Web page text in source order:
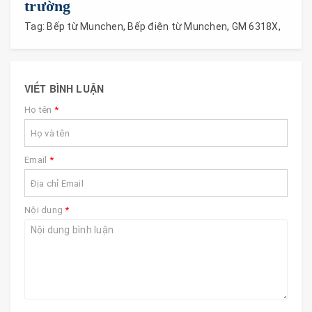
trường
Tag: Bếp từ Munchen, Bếp điện từ Munchen, GM 6318X,
VIẾT BÌNH LUẬN
Họ tên *
Email *
Nội dung*